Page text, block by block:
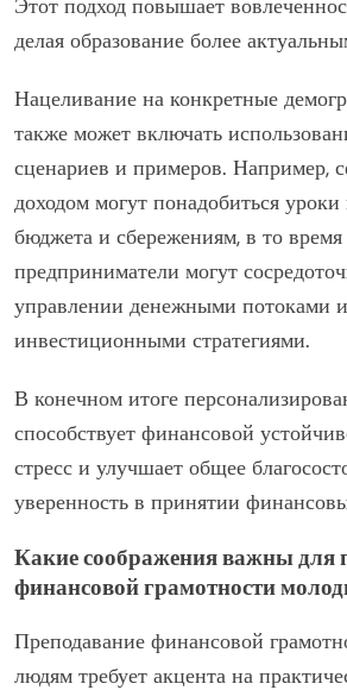
время как пожилые люди могут
семинарах, сосредоточенных на
на пенсию.
Культурный контекст имеет
материалы по финансовой
отражать ценности и опыт
Этот подход повышает
делая образование более
Нацеливание на конкретные
сценариев и примеров. Например,
доходом могут понадобиться уроки
бюджета и сбережениям, в то время
предприниматели могут
управлении денежными потоками и
инвестиционными стратегиями.
В конечном итоге
способствует финансовой